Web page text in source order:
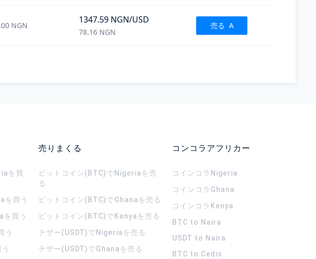
NGN
1347.59 NGN/USD
78.16 NGN
売る A
を買
を買う
を買う
う
売りまくる
ビットコイン(BTC)でNigeriaを売
る
ビットコイン(BTC)でGhanaを売る
ビットコイン(BTC)でKenyaを売る
テザー(USDT)でNigeriaを売る
テザー(USDT)でGhanaを売る
コンコラアフリカー
コインコラ Nigeria
コインコラ Ghana
コインコラ Kenya
BTC to Naira
USDT to Naira
BTC to Cedis